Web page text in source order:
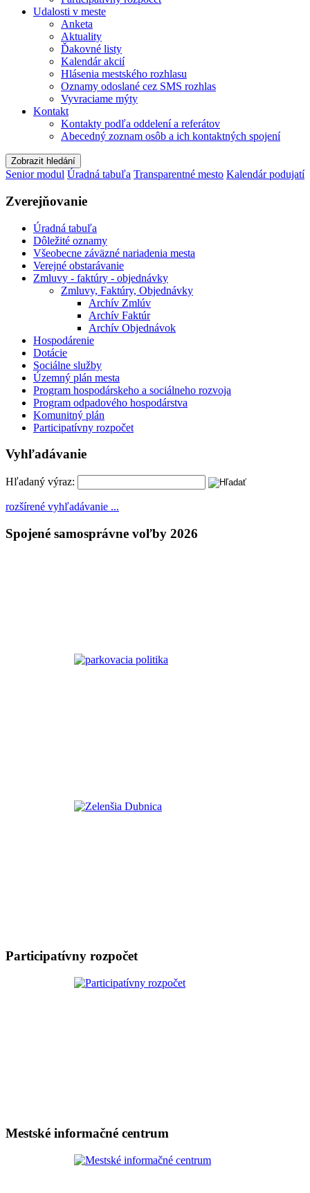
Udalosti v meste
Anketa
Aktuality
Ďakovné listy
Kalendár akcií
Hlásenia mestského rozhlasu
Oznamy odoslané cez SMS rozhlas
Vyvraciame mýty
Kontakt
Kontakty podľa oddelení a referátov
Abecedný zoznam osôb a ich kontaktných spojení
Zobrazit hledání
Senior modul Úradná tabuľa Transparentné mesto Kalendár podujatí
Zverejňovanie
Úradná tabuľa
Dôležité oznamy
Všeobecne záväzné nariadenia mesta
Verejné obstarávanie
Zmluvy - faktúry - objednávky
Zmluvy, Faktúry, Objednávky
Archív Zmlúv
Archív Faktúr
Archív Objednávok
Hospodárenie
Dotácie
Sociálne služby
Územný plán mesta
Program hospodárskeho a sociálneho rozvoja
Program odpadového hospodárstva
Komunitný plán
Participatívny rozpočet
Vyhľadávanie
Hľadaný výraz:
rozšírené vyhľadávanie ...
Spojené samosprávne voľby 2026
Participatívny rozpočet
Mestské informačné centrum